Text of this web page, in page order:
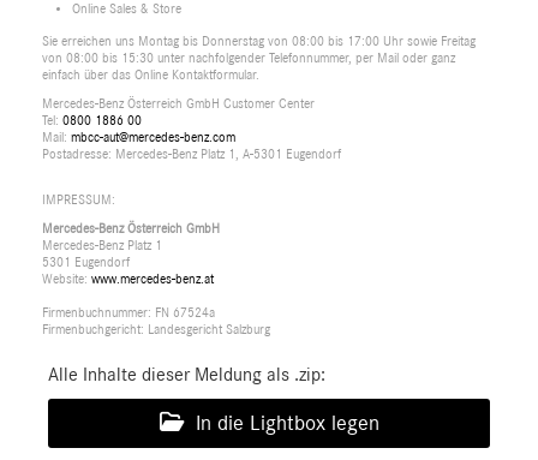
Online Sales & Store
Sie erreichen uns Montag bis Donnerstag von 08:00 bis 17:00 Uhr sowie Freitag
von 08:00 bis 15:30 unter nachfolgender Telefonnummer, per Mail oder ganz
einfach über das Online Kontaktformular.
Mercedes-Benz Österreich GmbH Customer Center
Tel: 0800 1886 00
Mail: mbcc-aut@mercedes-benz.com
Postadresse: Mercedes-Benz Platz 1, A-5301 Eugendorf
IMPRESSUM:
Mercedes-Benz Österreich GmbH
Mercedes-Benz Platz 1
5301 Eugendorf
Website: www.mercedes-benz.at
Firmenbuchnummer: FN 67524a
Firmenbuchgericht: Landesgericht Salzburg
Alle Inhalte dieser Meldung als .zip:
In die Lightbox legen